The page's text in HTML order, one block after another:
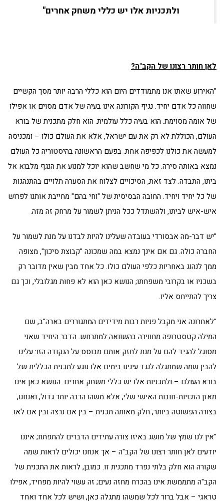
ולתכניות אלו יש כללי משחק אחרים"
לאן חותר רצונו של הקב"ה?
"האירוע שאתו אנו מתמודדים היום הוא כללי הרבה יותר מסך הקשיים
שחווה כל אדם יחיד. נגיף הקורונה אינו בעיה של אדם מסוים או אפילו
של אומה מסוימת. הוא בעיה כלל עולמית. הוא חלק מתכנית של בורא
העולם, הכוללת לא רק את עם ישראל, אלא את העולם כולו – ומכניסה
למעשה את כולנו לכפיפה אחת. בפעם הראשונה בהיסטוריה כל העולם
נמצא באותה סירה. כל מי שחשב שהוא יוכל למנוע את הנגף מלבוא אל
ביתו, התבדה. לצד זאת, הסיכויים לצלוח את הסערה תלויים בהתנהגות
של כל יחיד ויחיד. החובה הבסיסית של "וחי בהם" מחייבת אותנו לפרוש
איש-איש לביתו, ולהשתדל ככל הניתן לשמור על מרחק זה מזה.
"יש דבר-מה אבסורדי בעובדה שעלינו להיות לבדנו על מנת לשמור על
החברה כולה. גם אם אינך נמצא במה שמכונה "קבוצת סיכון", מצופה
ממך לנהוג באחריות כלפי העולם כולו. כל אחד מבין שאין מדובר רק
בשכניו או בקרובי משפחתו; הנושא כאן הוא לא פחות מגלובלי, וכך גם
צריך להתייחס אליו.
"לאחרונה אני מקבל פניות רבות מידידים המתגוררים בארה"ב, שם
המילה קטסטרופה מחווירה בהשוואה למתרחש. הדבר היחיד שאני
מסוגל להגיד להם על מנת לחזק אותם מבוסס על הנקודה הזו: עלינו
להבין שמה שמתגלה לנגד עינינו בימים אלו נוגע לתכנית הכללית של
בורא העולם – ולתכניות אלו יש כללי משחק אחרים. הנושא כאן אינו
מאזן הזכויות-חובות האישי שלי, אלא משהו הרבה יותר גדול, ואנחנו,
בצורה הפשוטה ביותר, חלק מאותה תכנית – בין אם נרצה ובין אם לאו.
"אין לנו שמץ של מושג באיזו צורה עתידים הדברים להתפתח; איננו
יודעים לאן חותר רצונו של הקב"ה – אך אנחנו יכולים לראות שמה
שקורה הוא חלק בלתי נפרד מתכנית זו. כמובן, לראות את התכנית של
הקב"ה מתממשת אינו בהכרח מחזה נעים; זה עשוי להיות מפחיד, אפילו
טראגי – אבל ברור לכל שמשהו מתגלה כאן, ושיש לכל אחד ואחד